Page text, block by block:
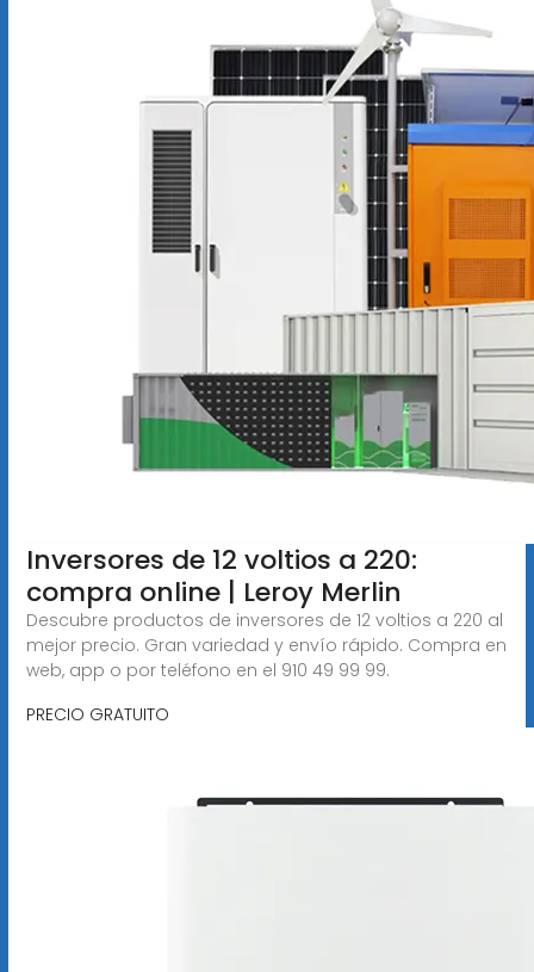
Inversores de 12 voltios a 220:
compra online | Leroy Merlin
Descubre productos de inversores de 12 voltios a 220 al
mejor precio. Gran variedad y envío rápido. Compra en
web, app o por teléfono en el 910 49 99 99.
PRECIO GRATUITO